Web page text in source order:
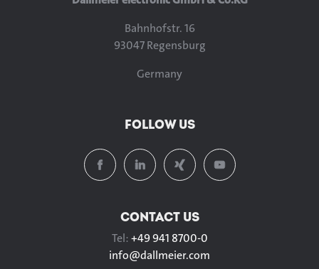
Bahnhofstr. 16
93047 Regensburg
Germany
FOLLOW US
CONTACT US
Tel:+49 941 8700-0
info@dallmeier.com